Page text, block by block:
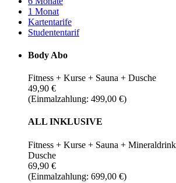
1 Monat
Kartentarife
Studententarif
Body Abo
Fitness + Kurse + Sauna + Dusche
49,90 €
(Einmalzahlung: 499,00 €)
ALL INKLUSIVE
Fitness + Kurse + Sauna +
Dusche
69,90 €
(Einmalzahlung: 699,00 €)